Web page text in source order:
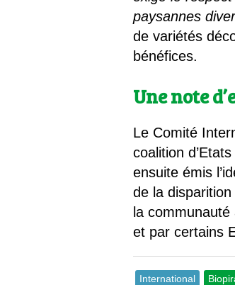
paysannes
de variétés
bénéfices.
Une note
Le Comité
coalition
ensuite émis
de la
la
et par certains
International